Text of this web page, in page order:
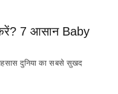
7 आसान Baby
दुनिया का सबसे सुखद